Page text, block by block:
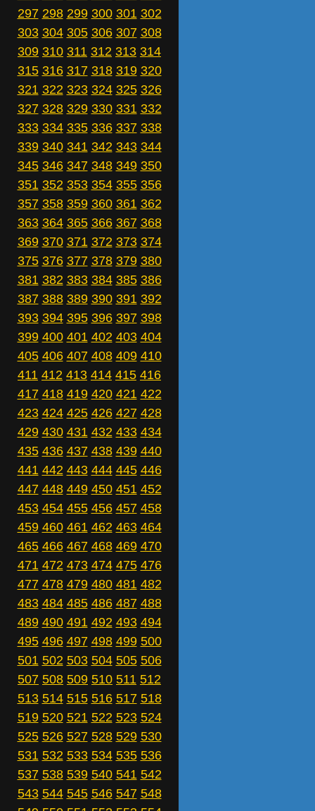
297 298 299 300 301 302
303 304 305 306 307 308
309 310 311 312 313 314
315 316 317 318 319 320
321 322 323 324 325 326
327 328 329 330 331 332
333 334 335 336 337 338
339 340 341 342 343 344
345 346 347 348 349 350
351 352 353 354 355 356
357 358 359 360 361 362
363 364 365 366 367 368
369 370 371 372 373 374
375 376 377 378 379 380
381 382 383 384 385 386
387 388 389 390 391 392
393 394 395 396 397 398
399 400 401 402 403 404
405 406 407 408 409 410
411 412 413 414 415 416
417 418 419 420 421 422
423 424 425 426 427 428
429 430 431 432 433 434
435 436 437 438 439 440
441 442 443 444 445 446
447 448 449 450 451 452
453 454 455 456 457 458
459 460 461 462 463 464
465 466 467 468 469 470
471 472 473 474 475 476
477 478 479 480 481 482
483 484 485 486 487 488
489 490 491 492 493 494
495 496 497 498 499 500
501 502 503 504 505 506
507 508 509 510 511 512
513 514 515 516 517 518
519 520 521 522 523 524
525 526 527 528 529 530
531 532 533 534 535 536
537 538 539 540 541 542
543 544 545 546 547 548